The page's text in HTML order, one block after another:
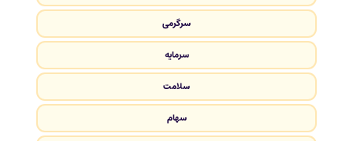
سرگرمی
سرمایه
سلامت
سهام